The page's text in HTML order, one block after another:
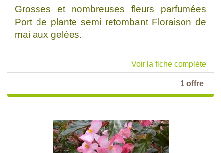
Grosses et nombreuses fleurs parfumées
Port de plante semi retombant Floraison de
mai aux gelées.
Voir la fiche complète
1 offre